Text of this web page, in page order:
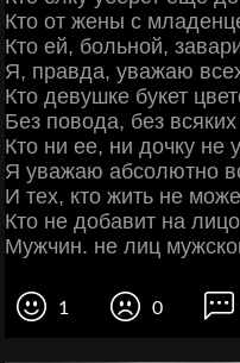
Кто от жены с
Кто ей, больной,
Я, правда, уважаю
Кто девушке букет
Без повода, без
Кто ни ее, ни дочку не
Я уважаю абсолютно
И тех, кто жить не
Кто не добавит на
Мужчин. не лиц
1 0